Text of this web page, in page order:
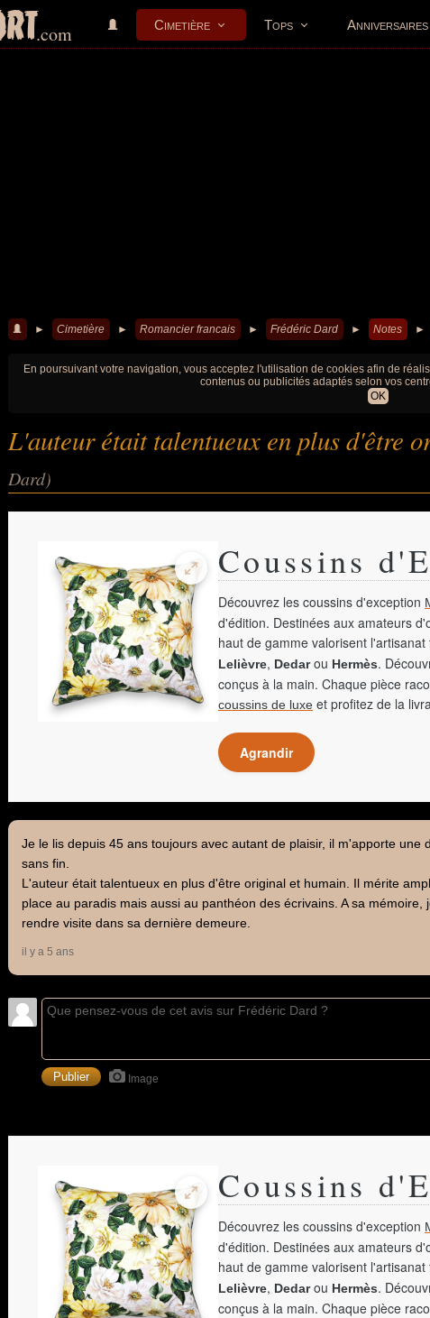
.com Cimetière Tops Anniversaires
► Cimetière ► Romancier francais ► Frédéric Dard ► Notes ►
En poursuivant votre navigation, vous acceptez l'utilisation de cookies afin de
contenus ou publicités adaptés selon vos
OK
L'auteur était talentueux en plus d'être
Dard)
Coussins
Découvrez les coussins d'exception
d'édition. Destinées aux amateurs
haut de gamme valorisent
Lelièvre, Dedarou Hermès.
conçus à la main. Chaque pièce
coussins de luxe et profitez de la
Agrandir
Je le lis depuis 45 ans toujours avec autant de plaisir, il m'apporte une
sans fin.
L'auteur était talentueux en plus d'être original et humain. Il mérite
place au paradis mais aussi au panthéon des écrivains. A sa mémoire,
rendre visite dans sa dernière demeure.
il y a 5 ans
Image
Coussins
Découvrez les coussins d'exception
d'édition. Destinées aux amateurs
haut de gamme valorisent
Lelièvre, Dedarou Hermès.
conçus à la main. Chaque pièce